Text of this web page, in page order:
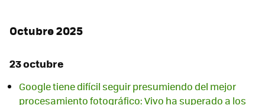
Octubre 2025
23 octubre
Google tiene difícil seguir presumiendo del mejor
procesamiento fotográfico: Vivo ha superado a los